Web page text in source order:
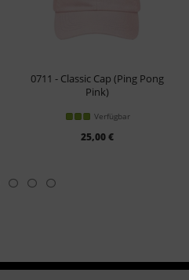
0711 - Classic Cap (Ping Pong
Pink)
Verfügbar
25,00 €